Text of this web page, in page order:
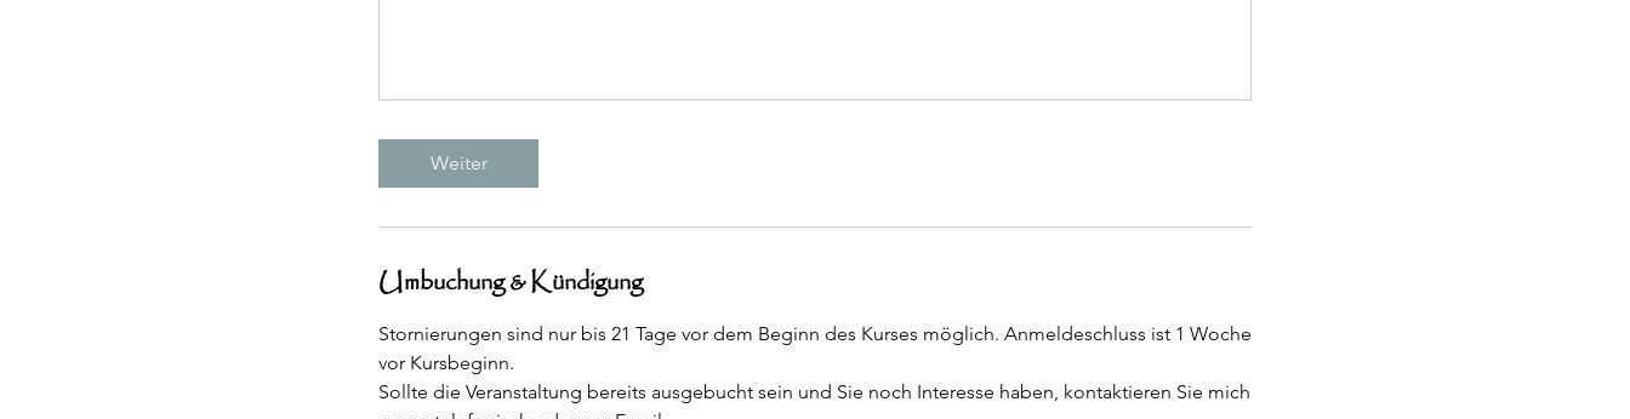
Weiter
Umbuchung & Kündigung
Stornierungen sind nur bis 21 Tage vor dem Beginn des Kurses möglich. Anmeldeschluss ist 1 Woche
vor Kursbeginn.
Sollte die Veranstaltung bereits ausgebucht sein und Sie noch Interesse haben, kontaktieren Sie mich